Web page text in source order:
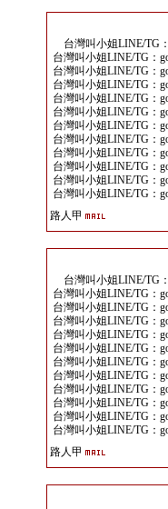
台灣叫小姐LINE/TG
台灣叫小姐LINE/TG：
台灣叫小姐LINE/TG：
台灣叫小姐LINE/TG：
台灣叫小姐LINE/TG：
台灣叫小姐LINE/TG：
台灣叫小姐LINE/TG：
台灣叫小姐LINE/TG：
台灣叫小姐LINE/TG：
台灣叫小姐LINE/TG：
台灣叫小姐LINE/TG：
台灣叫小姐LINE/TG：
路人甲
台灣叫小姐LINE/TG
台灣叫小姐LINE/TG：
台灣叫小姐LINE/TG：
台灣叫小姐LINE/TG：
台灣叫小姐LINE/TG：
台灣叫小姐LINE/TG：
台灣叫小姐LINE/TG：
台灣叫小姐LINE/TG：
台灣叫小姐LINE/TG：
台灣叫小姐LINE/TG：
台灣叫小姐LINE/TG：
台灣叫小姐LINE/TG：
路人甲